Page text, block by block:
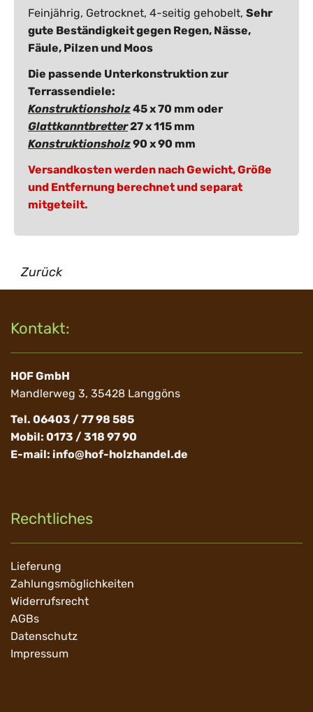
Feinjährig, Getrocknet, 4-seitig gehobelt, Sehr
gute Beständigkeit gegen Regen, Nässe,
Fäule, Pilzen und Moos
Die passende Unterkonstruktion zur
Terrassendiele:
Konstruktionsholz45 x 70 mm oder
Glattkanntbretter27 x 115 mm
Konstruktionsholz90 x 90 mm
Versandkosten werden nach Gewicht, Größe
und Entfernung berechnet und separat
mitgeteilt.
Zurück
Kontakt:
HOF GmbH
Mandlerweg 3, 35428 Langgöns
Tel. 06403 / 77 98 585
Mobil: 0173 / 318 97 90
E-mail: info@hof-holzhandel.de
Rechtliches
Navigation
überspringen
Lieferung
Zahlungsmöglichkeiten
Widerrufsrecht
AGBs
Datenschutz
Impressum